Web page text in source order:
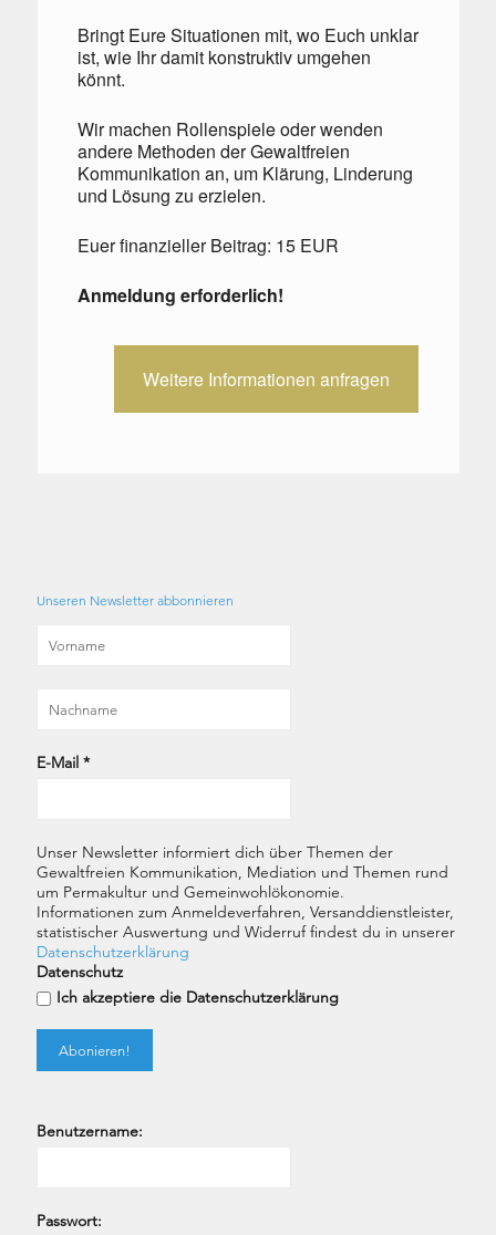
Bringt Eure Situationen mit, wo Euch unklar
ist, wie Ihr damit konstruktiv umgehen
könnt.
Wir machen Rollenspiele oder wenden
andere Methoden der Gewaltfreien
Kommunikation an, um Klärung, Linderung
und Lösung zu erzielen.
Euer finanzieller Beitrag: 15 EUR
Anmeldung erforderlich!
Weitere Informationen anfragen
Unseren Newsletter abbonnieren
E-Mail *
Unser Newsletter informiert dich über Themen der
Gewaltfreien Kommunikation, Mediation und Themen rund
um Permakultur und Gemeinwohlökonomie.
Informationen zum Anmeldeverfahren, Versanddienstleister,
statistischer Auswertung und Widerruf findest du in unserer
Datenschutzerklärung
Datenschutz
Ich akzeptiere die Datenschutzerklärung
Benutzername:
Passwort: